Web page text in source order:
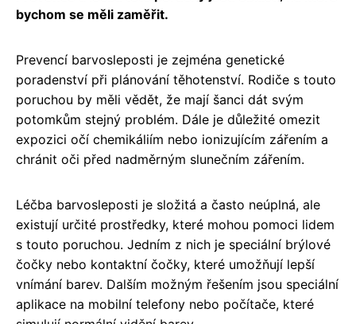
bychom se měli zaměřit.
Prevencí barvosleposti je zejména genetické
poradenství při plánování těhotenství. Rodiče s touto
poruchou by měli vědět, že mají šanci dát svým
potomkům stejný problém. Dále je důležité omezit
expozici očí chemikáliím nebo ionizujícím zářením a
chránit oči před nadměrným slunečním zářením.
Léčba barvosleposti je složitá a často neúplná, ale
existují určité prostředky, které mohou pomoci lidem
s touto poruchou. Jedním z nich je speciální brýlové
čočky nebo kontaktní čočky, které umožňují lepší
vnímání barev. Dalším možným řešením jsou speciální
aplikace na mobilní telefony nebo počítače, které